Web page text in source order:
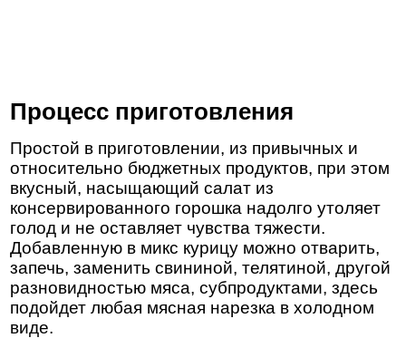
Процесс приготовления
Простой в приготовлении, из привычных и
относительно бюджетных продуктов, при этом
вкусный, насыщающий салат из
консервированного горошка надолго утоляет
голод и не оставляет чувства тяжести.
Добавленную в микс курицу можно отварить,
запечь, заменить свининой, телятиной, другой
разновидностью мяса, субпродуктами, здесь
подойдет любая мясная нарезка в холодном
виде.